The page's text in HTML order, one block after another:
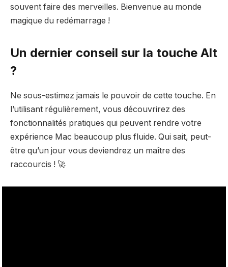
souvent faire des merveilles. Bienvenue au monde
magique du redémarrage !
Un dernier conseil sur la touche Alt
?
Ne sous-estimez jamais le pouvoir de cette touche. En
l’utilisant régulièrement, vous découvrirez des
fonctionnalités pratiques qui peuvent rendre votre
expérience Mac beaucoup plus fluide. Qui sait, peut-
être qu’un jour vous deviendrez un maître des
raccourcis ! 🚀